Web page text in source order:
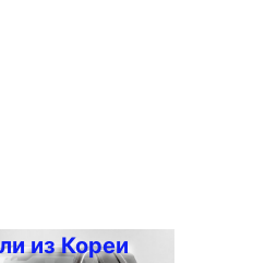
из Кореи